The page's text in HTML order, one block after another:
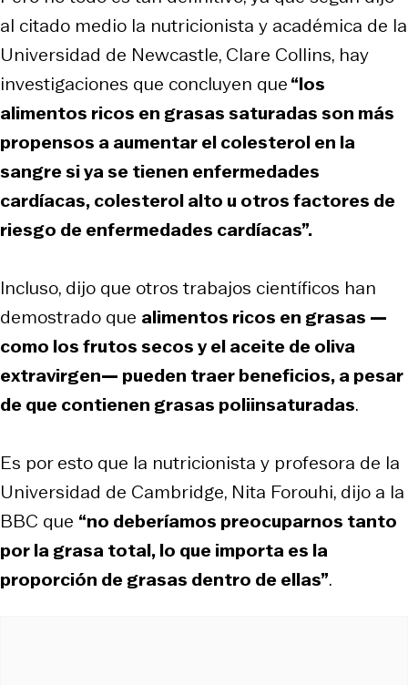
al citado medio la nutricionista y académica de la
Universidad de Newcastle, Clare Collins, hay
investigaciones que concluyen que“los
alimentos ricos en grasas saturadas son más
propensos a aumentar el colesterol en la
sangre si ya se tienen enfermedades
cardíacas, colesterol alto u otros factores de
riesgo de enfermedades cardíacas”.
Incluso, dijo que otros trabajos científicos han
demostrado que alimentos ricos en grasas —
como los frutos secos y el aceite de oliva
extravirgen— pueden traer beneficios, a pesar
de que contienen grasas poliinsaturadas.
Es por esto que la nutricionista y profesora de la
Universidad de Cambridge, Nita Forouhi, dijo a la
BBC que “no deberíamos preocuparnos tanto
por la grasa total, lo que importa es la
proporción de grasas dentro de ellas”.